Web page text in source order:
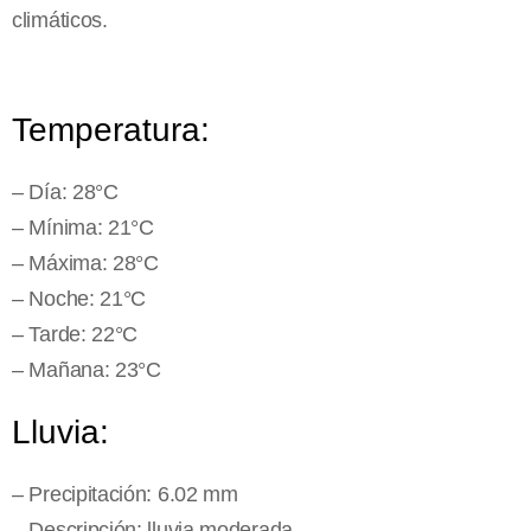
climáticos.
Temperatura:
– Día: 28°C
– Mínima: 21°C
– Máxima: 28°C
– Noche: 21°C
– Tarde: 22°C
– Mañana: 23°C
Lluvia:
– Precipitación: 6.02 mm